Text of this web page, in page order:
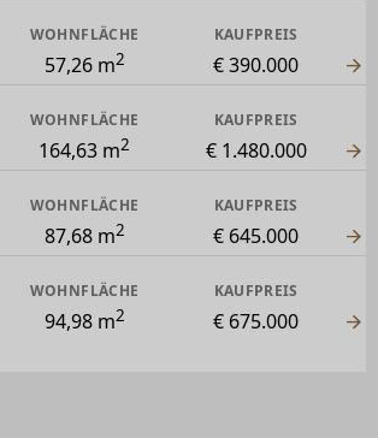
WOHNFLÄCHE
57,26 m2
KAUFPREIS
€ 390.000
WOHNFLÄCHE
164,63 m2
KAUFPREIS
€ 1.480.000
WOHNFLÄCHE
87,68 m2
KAUFPREIS
€ 645.000
WOHNFLÄCHE
94,98 m2
KAUFPREIS
€ 675.000